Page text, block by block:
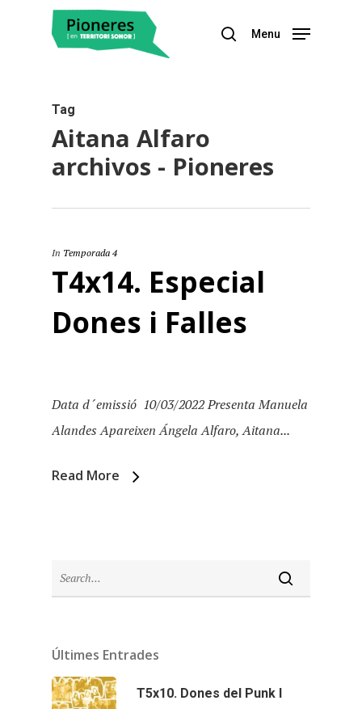
Menu
Tag
Aitana Alfaro
archivos - Pioneres
In Temporada 4
T4x14. Especial
Dones i Falles
Data d´emissió 10/03/2022 Presenta Manuela
Alandes Apareixen Ángela Alfaro, Aitana...
Read More
Últimes Entrades
T5x10. Dones del Punk I
Temporades